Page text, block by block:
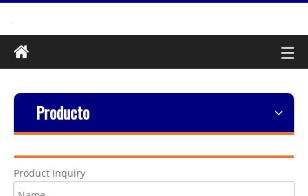
Producto
Product Inquiry